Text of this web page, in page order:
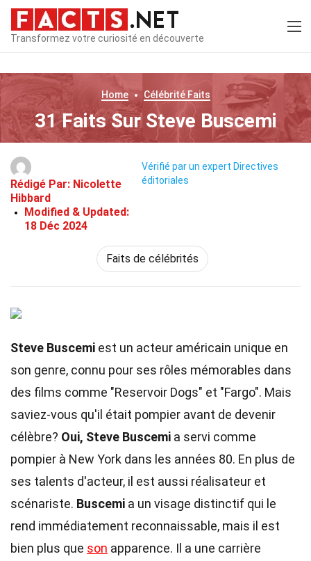
Transformez votre curiosité en découverte
Home CélébritéFaits
31 Faits Sur Steve Buscemi
Rédigé Par: Nicolette
Hibbard
Modified & Updated:
18 Déc 2024
Vérifié par un expert Directives
éditoriales
Faits de célébrités
Steve Buscemi est un acteur américain unique en
son genre, connu pour ses rôles mémorables dans
des films comme "Reservoir Dogs" et "Fargo". Mais
saviez-vous qu'il était pompier avant de devenir
célèbre? Oui, Steve Buscemi a servi comme
pompier à New York dans les années 80. En plus de
ses talents d'acteur, il est aussi réalisateur et
scénariste. Buscemi a un visage distinctif qui le
rend immédiatement reconnaissable, mais il est
bien plus que son apparence. Il a une carrière